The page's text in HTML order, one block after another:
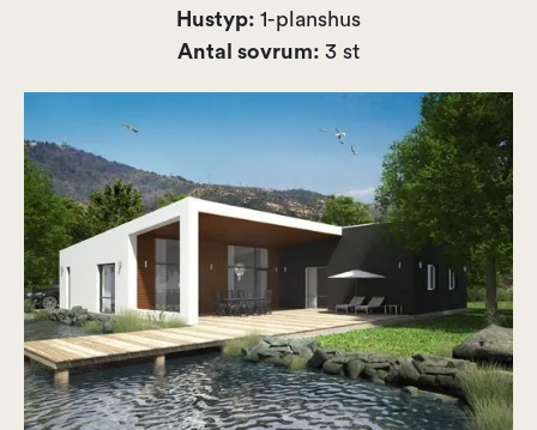
Hustyp: 1-planshus
Antal sovrum: 3 st